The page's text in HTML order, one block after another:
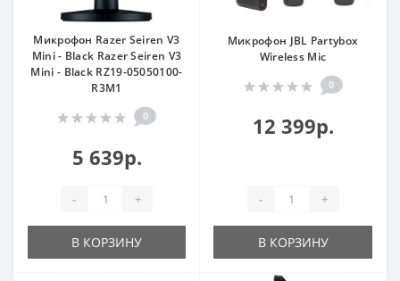
Микрофон Razer Seiren V3
Mini - Black Razer Seiren V3
Mini - Black RZ19-05050100-
R3M1
0
5 639р.
- +
В КОРЗИНУ
Микрофон JBL Partybox
Wireless Mic
0
12 399р.
- +
В КОРЗИНУ